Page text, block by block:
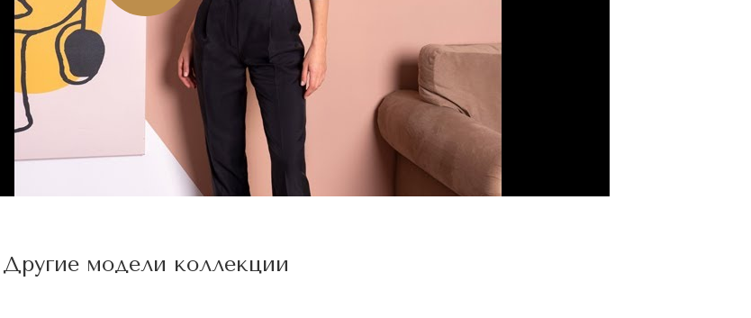
Другие модели коллекции